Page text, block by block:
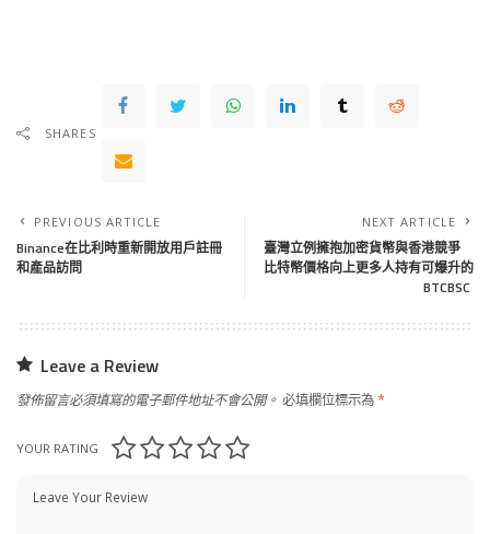
SHARES
PREVIOUS ARTICLE
Binance在比利時重新開放用戶註冊
和產品訪問
NEXT ARTICLE
臺灣立例擁抱加密貨幣與香港競爭
比特幣價格向上更多人持有可爆升的
BTCBSC
Leave a Review
發佈留言必須填寫的電子郵件地址不會公開。 必填欄位標示為*
YOUR RATING